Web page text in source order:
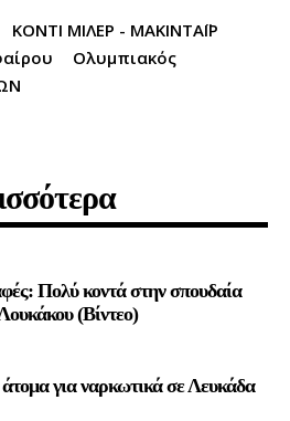
ΚΟΝΤΙ ΜΙΛΕΡ - ΜΑΚΙΝΤAΪΡ
Ολυμπιακός
Πολύ κοντά στην σπουδαία
(Βίντεο)
για ναρκωτικά σε Λευκάδα